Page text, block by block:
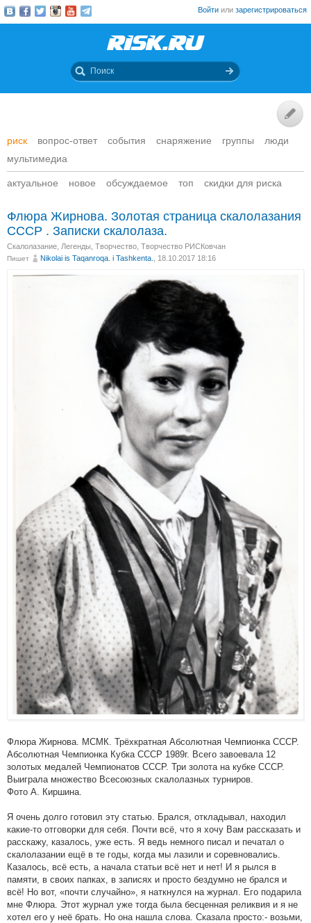
Войти или зарегистрироваться
риск вопрос-ответ события снаряжение группы
люди
мультимедиа
актуальное новое обсуждаемое топ скидки для риска
Флюра Жирнова. Золотая страница скалолазания
СССР . Записки скалолаза.
Скалолазание Легенды Творчество Творчество РИСКовчан
Пишет Nikolai is Taqanroqa. i Tashkenta. , 18.10.2017 18:16
Флюра Жирнова. МСМК. Трёхкратная Абсолютная Чемпионка СССР.
Абсолютная Чемпионка Кубка СССР 1989г. Всего завоевала 12
золотых медалей Чемпионатов СССР. Три золота на кубке СССР.
Выиграла множество Всесоюзных скалолазных турниров.
Фото А. Киршина.
Я очень долго готовил эту статью. Брался, откладывал, находил
какие-то отговорки для себя. Почти всё, что я хочу Вам рассказать и
расскажу, казалось, уже есть. Я ведь немного писал и печатал о
скалолазании ещё в те годы, когда мы лазили и соревновались.
Казалось, всё есть, а начала статьи всё нет и нет! И я рылся в
памяти, в своих папках, в записях и просто бездумно не брался и
всё! Но вот, «почти случайно», я наткнулся на журнал. Его подарила
мне Флюра. Этот журнал уже тогда была бесценная реликвия и я не
хотел его у неё брать. Но она нашла слова. Сказала просто:- возьми,